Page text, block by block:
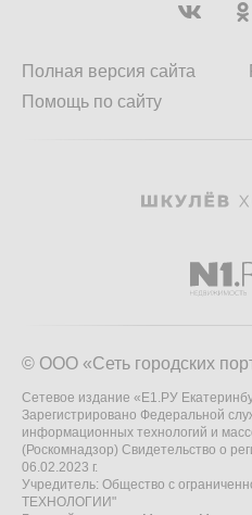
Полная версия сайта
Помощь по сайту
© ООО «Сеть городских
Сетевое издание «Е1.РУ
Зарегистрировано Федеральной
информационных технологий и
(Роскомнадзор) Свидетельство о
06.02.2023 г.
Учредитель: Общество с
ТЕХНОЛОГИИ"